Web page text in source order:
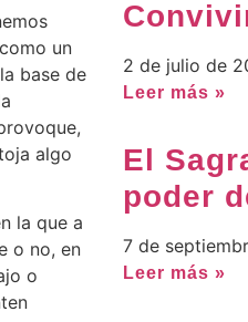
un
base de
algo
la que a
o no, en
o
2 de julio de
Leer más »
El
poder
7 de
Leer más »